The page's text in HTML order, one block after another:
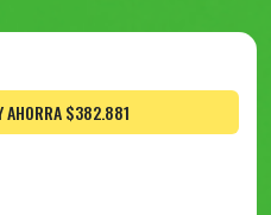
AHORRA $382.881